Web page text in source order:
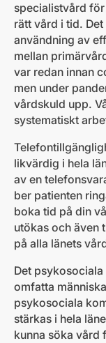
specialistvård
rätt vård i tid.
användning av
mellan
var redan innan
men under
vårdskuld upp.
systematiskt
likvärdig i hela
av en
ber patienten
boka tid på din
utökas och även
på alla länets
Det
omfatta
psykosociala
stärkas i hela
kunna söka vård